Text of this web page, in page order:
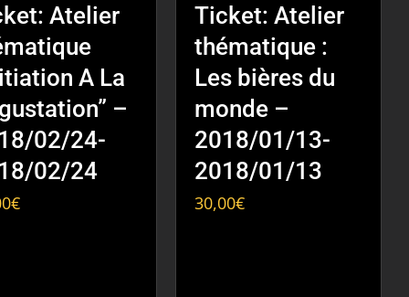
Atelier
A La
–
02/24-
02/24
€
Ticket: Atelier
thématique :
Les bières du
monde –
2018/01/13-
2018/01/13
30,00€